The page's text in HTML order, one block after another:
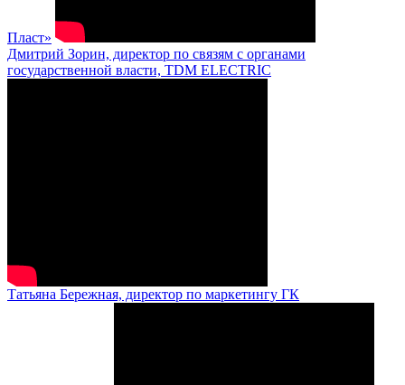
Пласт»
Дмитрий Зорин, директор по связям с органами
государственной власти, TDM ELECTRIC
Татьяна Бережная, директор по маркетингу ГК